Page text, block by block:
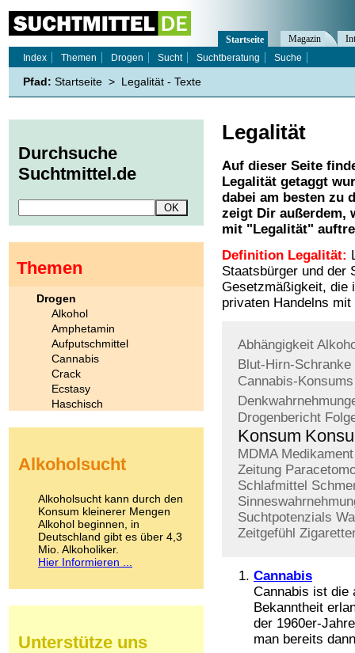
Legalität
Auf dieser Seite
Legalität getaggt
dabei am besten zu
zeigt Dir außerdem,
mit " Legalität"
Definition Legalität:
Staatsbürger und der
Gesetzmäßigkeit, die
privaten Handelns
Abhängigkeit
Blut-Hirn-Schranke
Cannabis-Konsums
Drogenbericht
Konsum
MDMA Medikament
Zeitung
Schlafmittel
Suchtpotenzials
Zeitgefühl
Cannabis
Cannabis ist die
Bekanntheit
der 1960er-
man bereits
Startseite Magazin
Index
Themen Drogen Sucht Suchtberatung Suche
Pfad: Startseite > Legalität - Texte
Durchsuche
Suchtmittel.de
Themen
Drogen
Alkohol
Amphetamin
Aufputschmittel
Cannabis
Crack
Ecstasy
Haschisch
Kokain
LSD
Marihuana
Medikamente
Meskalin
Metamphetamin
Methadon
Pilze
Alkoholsucht
Alkoholsucht kann durch den
Konsum kleinerer Mengen
Alkohol beginnen, in
Deutschland gibt es über 4,3
Mio. Alkoholiker.
Hier Informieren ...
Unterstütze uns